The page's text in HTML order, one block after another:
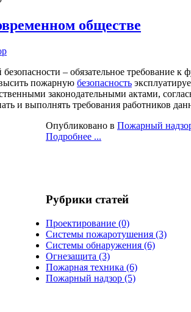
обществе
– обязательное
пожарную безопасность
законодательными актами,
и выполнять требования работников
Опубликовано в Пожарный
Подробнее ...
Рубрики статей
Проектирование (0)
Системы пожаротушения (3)
Системы обнаружения (6)
Огнезащита (3)
Пожарная техника (6)
Пожарный надзор (5)